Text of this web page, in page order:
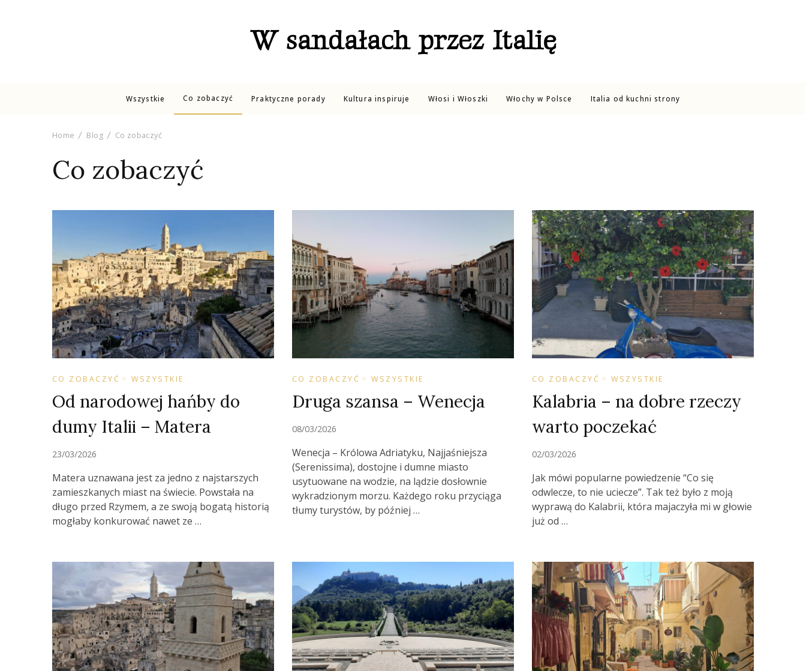
W sandałach przez Italię
Wszystkie Co zobaczyć Praktyczne porady Kultura inspiruje Włosi i Włoszki Włochy w Polsce Italia od kuchni strony
Home Blog Co zobaczyć
Co zobaczyć
CO ZOBACZYĆ WSZYSTKIE
Od narodowej hańby do
dumy Italii – Matera
23/03/2026
Matera uznawana jest za jedno z najstarszych
zamieszkanych miast na świecie. Powstała na
długo przed Rzymem, a ze swoją bogatą historią
mogłaby konkurować nawet ze …
CO ZOBACZYĆ WSZYSTKIE
Druga szansa – Wenecja
08/03/2026
Wenecja – Królowa Adriatyku, Najjaśniejsza
(Serenissima), dostojne i dumne miasto
usytuowane na wodzie, na lądzie dosłownie
wykradzionym morzu. Każdego roku przyciąga
tłumy turystów, by później …
CO ZOBACZYĆ WSZYSTKIE
Kalabria – na dobre rzeczy
warto poczekać
02/03/2026
Jak mówi popularne powiedzenie “Co się
odwlecze, to nie uciecze”. Tak też było z moją
wyprawą do Kalabrii, która majaczyła mi w głowie
już od …